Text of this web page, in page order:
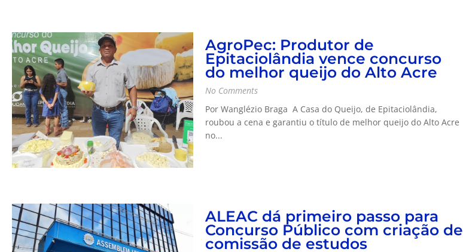
AgroPec: Produtor de
Epitaciolândia vence concurso
do melhor queijo do Alto Acre
No Comments
Por Wanglézio Braga A Casa do Queijo, de Epitaciolândia,
roubou a cena e garantiu o título de melhor queijo do Alto Acre
no...
ALEAC dá primeiro passo para
Concurso Público com criação de
comissão de estudos